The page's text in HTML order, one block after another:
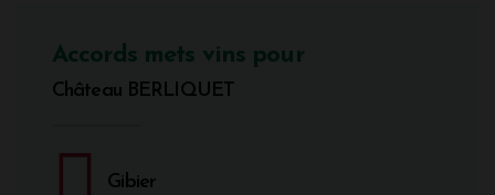
Accords mets vins pour
Château BERLIQUET
Gibier